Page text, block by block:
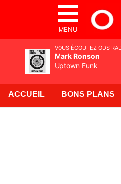
MENU
ACCUEIL BONS PLANS
VOUS ÉCOUTEZ ODS
Mark Ronson
Uptown Funk